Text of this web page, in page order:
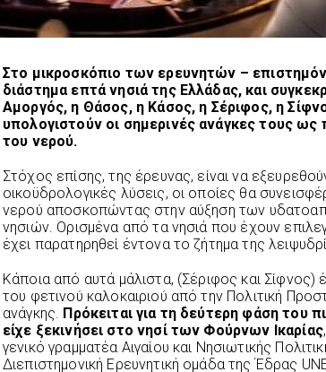
Στο μικροσκόπιο των ερευνητών –
διάστημα επτά νησιά της Ελλάδας, και
Αμοργός, η Θάσος, η Κάσος, η Σέριφος, η
υπολογιστούν οι σημερινές ανάγκες τους ως
του νερού.
Στόχος επίσης, της έρευνας, είναι να
οικοϋδρολογικές λύσεις, οι οποίες θα
νερού αποσκοπώντας στην αύξηση των
νησιών. Ορισμένα από τα νησιά που έχουν
έχει παρατηρηθεί έντονα το ζήτημα της
Κάποια από αυτά μάλιστα, (Σέριφος και Σίφνος)
του φετινού καλοκαιριού από την Πολιτική
ανάγκης. Πρόκειται για τη δεύτερη φάση του
είχε ξεκινήσει στο νησί των Φούρνων Ικαρίας
γενικό γραμματέα Αιγαίου και Νησιωτικής
Διεπιστημονική Ερευνητική ομάδα της Έδρας